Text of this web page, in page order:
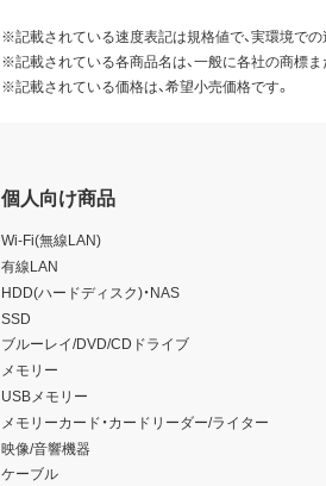
※記載されている速度表記は規格値で、実環境での
※記載されている各商品名は、一般に各社の商標ま
※記載されている価格は、希望小売価格です。
個人向け商品
Wi-Fi(無線LAN)
有線LAN
HDD(ハードディスク)・NAS
SSD
ブルーレイ/DVD/CDドライブ
メモリー
USBメモリー
メモリーカード・カードリーダー/ライター
映像/音響機器
ケーブル